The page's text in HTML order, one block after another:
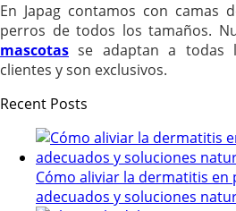
En Japag contamos con camas
perros de todos los tamaños.
mascotas se adaptan a todas
clientes y son exclusivos.
Recent Posts
Cómo aliviar la dermatitis en
adecuados y soluciones